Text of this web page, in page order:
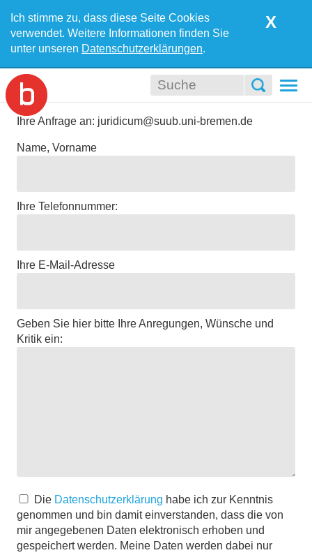
Ich stimme zu, dass diese Seite Cookies
verwendet. Weitere Informationen finden Sie
unter unseren Datenschutzerklärungen.
X
Ihre Anfrage an: juridicum@suub.uni-bremen.de
Name, Vorname
Ihre Telefonnummer:
Ihre E-Mail-Adresse
Geben Sie hier bitte Ihre Anregungen, Wünsche und
Kritik ein:
Die Datenschutzerklärung habe ich zur Kenntnis
genommen und bin damit einverstanden, dass die von
mir angegebenen Daten elektronisch erhoben und
gespeichert werden. Meine Daten werden dabei nur